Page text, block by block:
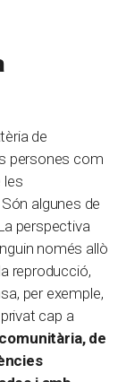
de
persones com
les
algunes de
perspectiva
només allò
reproducció,
per exemple,
cap a
de